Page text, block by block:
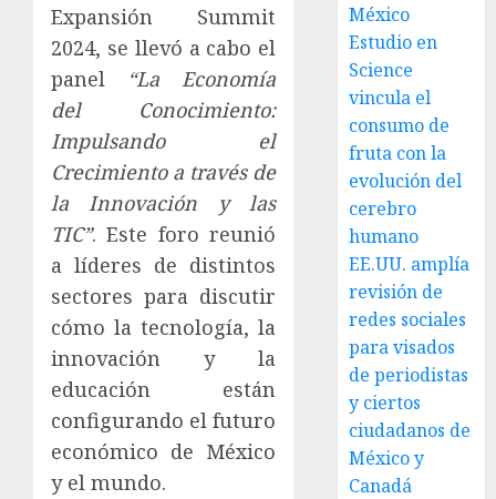
Expansión Summit
2024, se llevó a cabo el
panel
“La Economía
del Conocimiento:
Impulsando el
Crecimiento a través de
la Innovación y las
TIC”. Este foro reunió
a líderes de distintos
sectores para discutir
cómo la tecnología, la
innovación y la
educación están
configurando el futuro
económico de México
y el mundo.
México
Estudio en
Science
vincula el
consumo de
fruta con la
evolución del
cerebro
humano
EE.UU. amplía
revisión de
redes sociales
para visados
de periodistas
y ciertos
ciudadanos de
México y
Canadá